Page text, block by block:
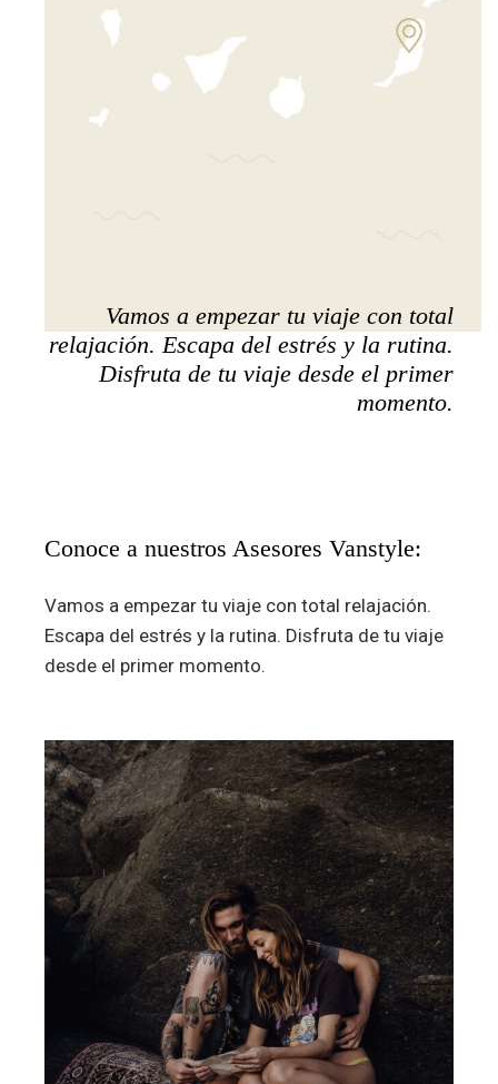
Vamos a empezar tu viaje con total
relajación. Escapa del estrés y la rutina.
Disfruta de tu viaje desde el primer
momento.
Conoce a nuestros Asesores Vanstyle:
Vamos a empezar tu viaje con total relajación.
Escapa del estrés y la rutina. Disfruta de tu viaje
desde el primer momento.